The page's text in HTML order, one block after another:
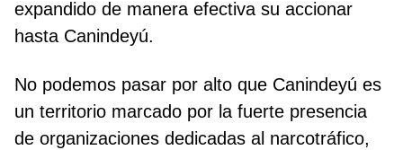
expandido de manera efectiva su accionar
hasta Canindeyú.
No podemos pasar por alto que Canindeyú es
un territorio marcado por la fuerte presencia
de organizaciones dedicadas al narcotráfico,